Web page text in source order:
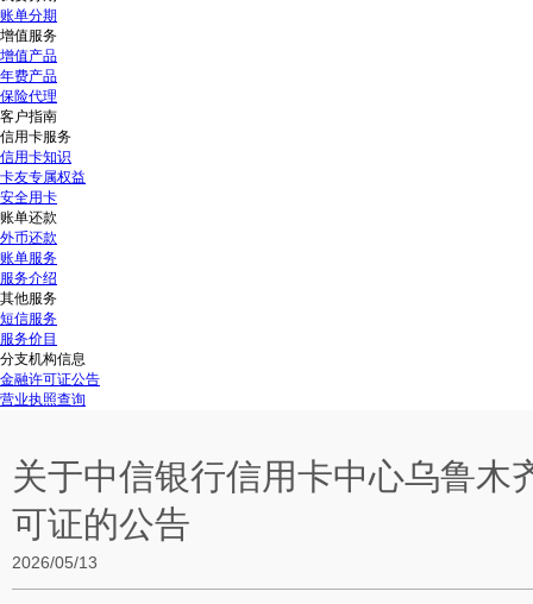
账单分期
增值服务
增值产品
年费产品
保险代理
客户指南
信用卡服务
信用卡知识
卡友专属权益
安全用卡
账单还款
外币还款
账单服务
服务介绍
其他服务
短信服务
服务价目
分支机构信息
金融许可证公告
营业执照查询
关于中信银行信用卡中心乌鲁木
可证的公告
2026/05/13